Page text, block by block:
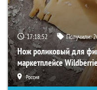
17:18:51 Получили:
Нож роликовый для
маркетплейсе
Россия